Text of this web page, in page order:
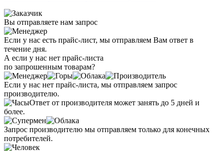
Вы отправляете нам запрос
Если у нас есть прайс-лист, мы отправляем Вам ответ в
течение дня.
А если у нас нет прайс-листа
по запрошенным товарам?
Если у нас нет прайс-листа, мы отправляем запрос
производителю.
Ответ от производителя может занять до 5 дней и
более.
Запрос производителю мы отправляем только для конечных
потребителей.